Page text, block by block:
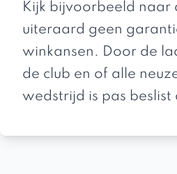
Kijk bijvoorbeeld naar
uiteraard geen
winkansen. Door de
de club en of alle
wedstrijd is pas